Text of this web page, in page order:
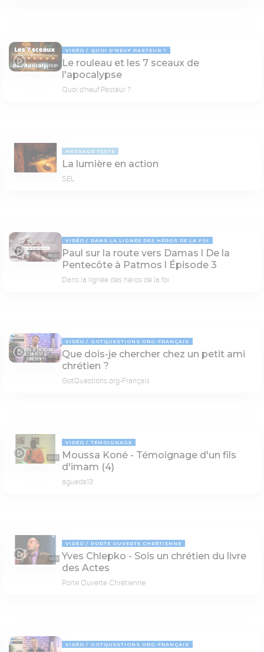
17:03
VIDÉO QUOI D'NEUF PASTEUR ?
Le rouleau et les 7 sceaux de
l'apocalypse
Quoi d'neuf Pasteur ?
MESSAGE TEXTE
La lumière en action
SEL
04:53
VIDÉO DANS LA LIGNÉE DES HÉROS DE LA FOI
Paul sur la route vers Damas l De la
Pentecôte à Patmos l Épisode 3
Dans la lignée des héros de la foi
06:08
VIDÉO GOTQUESTIONS.ORG-FRANÇAIS
Que dois-je chercher chez un petit ami
chrétien ?
GotQuestions.org-Français
02:07
VIDÉO TÉMOIGNAGE
Moussa Koné - Témoignage d'un fils
d'imam (4)
agueda13
53:01
VIDÉO PORTE OUVERTE CHRÉTIENNE
Yves Chlepko - Sois un chrétien du livre
des Actes
Porte Ouverte Chrétienne
VIDÉO GOTQUESTIONS.ORG-FRANÇAIS